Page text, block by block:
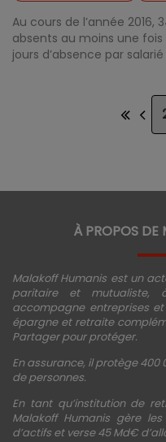
Au cours de l’année 2016,
absents au moins une
jours d’absence par
À PROPOS DE
Malakoff Humanis est un
paritaire et mutualiste,
accompagne entreprises
épargne et retraite
Partager pour protéger.
En assurance, il protège 400
de personnes.
En tant qu’institution de
Malakoff Humanis gère
d’actifs et verse 45 Md€